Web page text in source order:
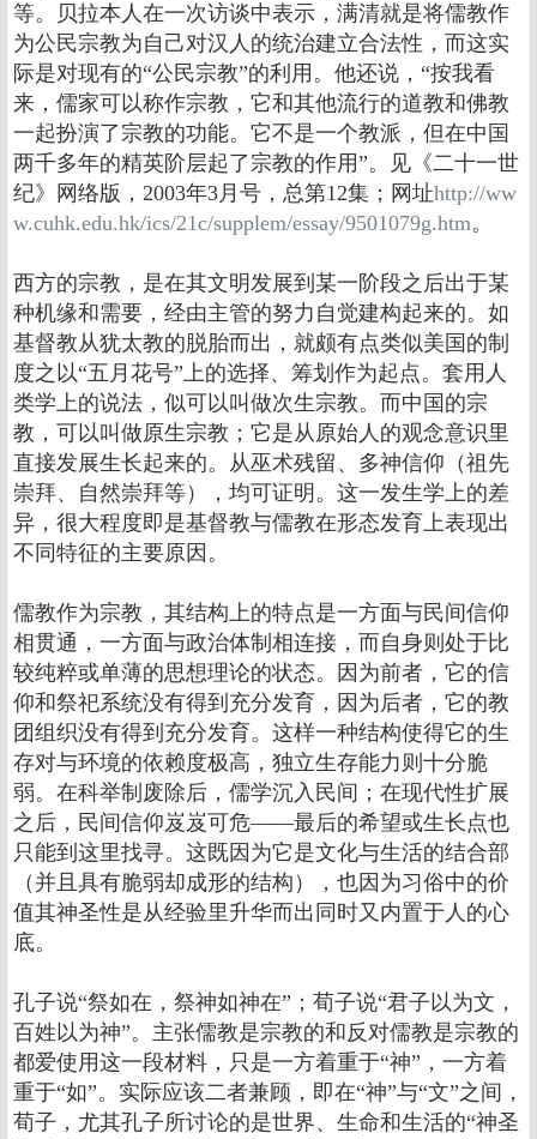
等。贝拉本人在一次访谈中表示，满清就是将儒教作
为公民宗教为自己对汉人的统治建立合法性，而这实
际是对现有的“公民宗教”的利用。他还说，“按我看
来，儒家可以称作宗教，它和其他流行的道教和佛教
一起扮演了宗教的功能。它不是一个教派，但在中国
两千多年的精英阶层起了宗教的作用”。见《二十一世
纪》网络版，2003年3月号，总第12集；网址http://ww
w.cuhk.edu.hk/ics/21c/supplem/essay/9501079g.htm。
西方的宗教，是在其文明发展到某一阶段之后出于某
种机缘和需要，经由主管的努力自觉建构起来的。如
基督教从犹太教的脱胎而出，就颇有点类似美国的制
度之以“五月花号”上的选择、筹划作为起点。套用人
类学上的说法，似可以叫做次生宗教。而中国的宗
教，可以叫做原生宗教；它是从原始人的观念意识里
直接发展生长起来的。从巫术残留、多神信仰（祖先
崇拜、自然崇拜等），均可证明。这一发生学上的差
异，很大程度即是基督教与儒教在形态发育上表现出
不同特征的主要原因。
儒教作为宗教，其结构上的特点是一方面与民间信仰
相贯通，一方面与政治体制相连接，而自身则处于比
较纯粹或单薄的思想理论的状态。因为前者，它的信
仰和祭祀系统没有得到充分发育，因为后者，它的教
团组织没有得到充分发育。这样一种结构使得它的生
存对与环境的依赖度极高，独立生存能力则十分脆
弱。在科举制废除后，儒学沉入民间；在现代性扩展
之后，民间信仰岌岌可危――最后的希望或生长点也
只能到这里找寻。这既因为它是文化与生活的结合部
（并且具有脆弱却成形的结构），也因为习俗中的价
值其神圣性是从经验里升华而出同时又内置于人的心
底。
孔子说“祭如在，祭神如神在”；荀子说“君子以为文，
百姓以为神”。主张儒教是宗教的和反对儒教是宗教的
都爱使用这一段材料，只是一方着重于“神”，一方着
重于“如”。实际应该二者兼顾，即在“神”与“文”之间，
荀子，尤其孔子所讨论的是世界、生命和生活的“神圣